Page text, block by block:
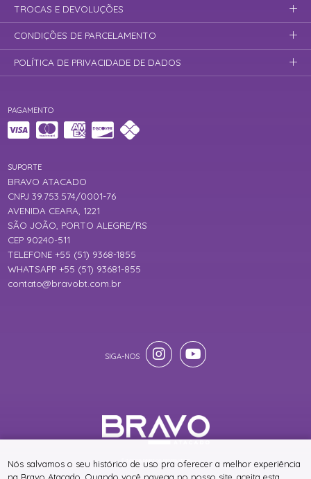
PAGAMENTO
SUPORTE
BRAVO ATACADO
CNPJ 39.753.574/0001-76
AVENIDA CEARA, 1221
SÃO JOÃO, PORTO ALEGRE/RS
CEP 90240-511
TELEFONE +55 (51) 9368-1855
WHATSAPP +55 (51) 93681-855
contato@bravobt.com.br
TROCAS E DEVOLUÇÕES
CONDIÇÕES DE PARCELAMENTO
POLÍTICA DE PRIVACIDADE DE DADOS
® TODOS DIREITOS RESERVADOS
Nós salvamos o seu histórico de uso pra oferecer a melhor experiência